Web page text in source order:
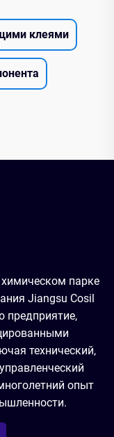
клеями
парке
Jiangsu Cosil
предприятие,
технический,
опыт